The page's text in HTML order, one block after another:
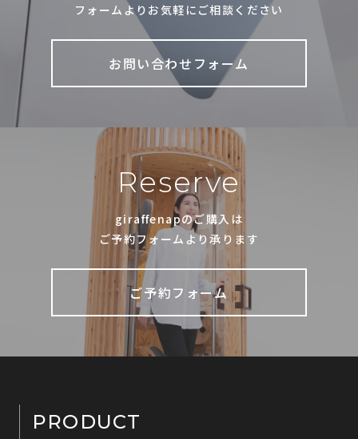
フォームよりお気軽にご相談ください
お問い合わせフォーム
Reserve
giraffenapのご購入は
ご予約フォームより承ります
ご予約フォーム
PRODUCT